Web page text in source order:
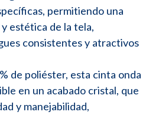
permitiendo una
estética de la tela,
consistentes y atractivos
de poliéster, esta cinta onda
en un acabado cristal, que
y manejabilidad,